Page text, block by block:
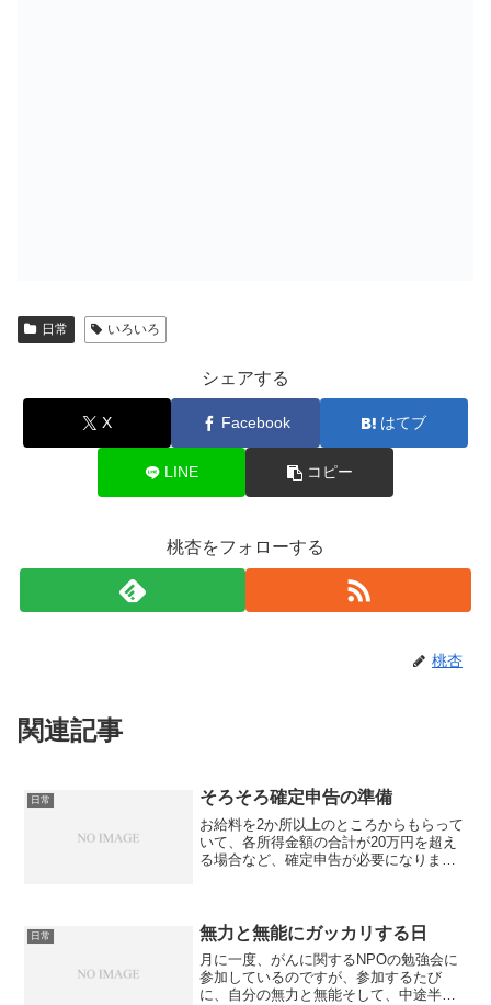
日常 いろいろ
シェアする
X Facebook はてブ
LINE コピー
桃杏をフォローする
桃杏
関連記事
日常 そろそろ確定申告の準備
お給料を2か所以上のところからもらって
いて、各所得金額の合計が20万円を超え
る場合など、確定申告が必要になりま
きれなかったので、自分...
日常 無力と無能にガッカリする日
月に一度、がんに関するNPOの勉強会に
参加しているのですが、参加するたび
に、自分の無力と無能そして、中途半端